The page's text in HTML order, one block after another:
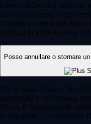
L'invio di Tezos è sicuro se
tuoi trasferimenti, scegli
l'autenticazione a due
indirizzi di prelievo, tutte
Posso annullare o stornare
No, le transazioni su
autorizzata e confermata,
Tezos. È fondamentale
la rete prima di confermare